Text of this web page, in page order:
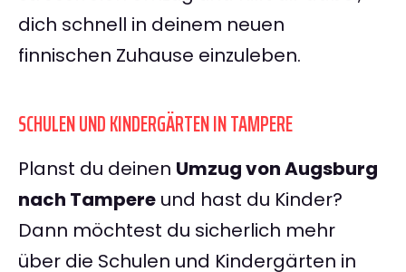
dich schnell in deinem neuen
finnischen Zuhause einzuleben.
SCHULEN UND KINDERGÄRTEN IN TAMPERE
Planst du deinen Umzug von Augsburg
nach Tampere und hast du Kinder?
Dann möchtest du sicherlich mehr
über die Schulen und Kindergärten in